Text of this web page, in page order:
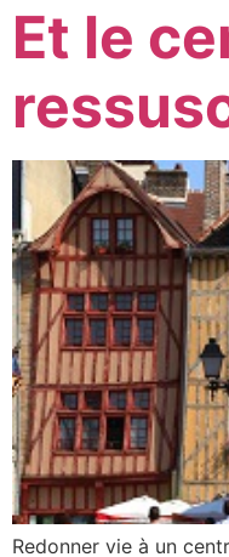
Et le
Redonner vie à un